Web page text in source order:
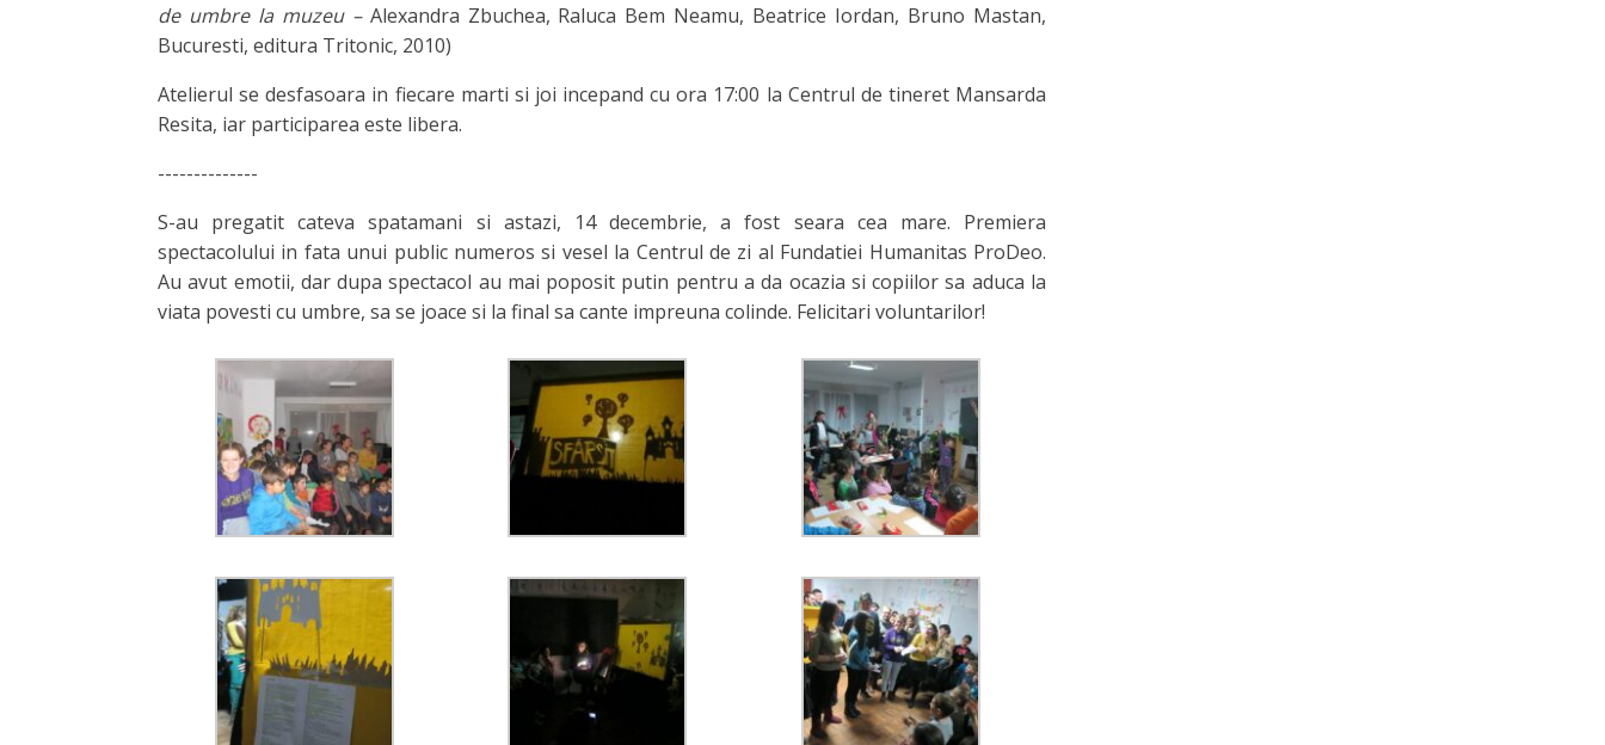
de umbre la muzeu – Alexandra Zbuchea, Raluca Bem Neamu, Beatrice Iordan, Bruno Mastan,
Bucuresti, editura Tritonic, 2010)
Atelierul se desfasoara in fiecare marti si joi incepand cu ora 17:00 la Centrul de tineret Mansarda
Resita, iar participarea este libera.
--------------
S-au pregatit cateva spatamani si astazi, 14 decembrie, a fost seara cea mare. Premiera
spectacolului in fata unui public numeros si vesel la Centrul de zi al Fundatiei Humanitas ProDeo.
Au avut emotii, dar dupa spectacol au mai poposit putin pentru a da ocazia si copiilor sa aduca la
viata povesti cu umbre, sa se joace si la final sa cante impreuna colinde. Felicitari voluntarilor!